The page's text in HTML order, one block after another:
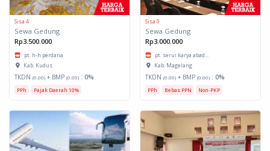
Sisa 4
Sewa Gedung
Rp3.500.000
pt. h-h perdana
Kab. Kudus
TKDN (0.00) + BMP (0.00) : 0%
PPh Pajak Daerah 10%
Sisa 0
Sewa Gedung
Rp3.000.000
pt. serui karya abad...
Kab. Magelang
TKDN (0.00) + BMP (0.00) : 0%
PPh Bebas PPN Non-PKP